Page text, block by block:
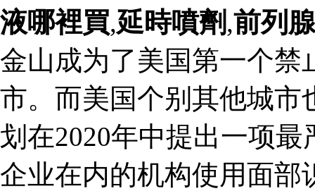
液哪裡買,延時噴劑,前列
金山成为了美国第一个禁
市。而美国个别其他城市
划在2020年中提出一项
企业在内的机构使用面部